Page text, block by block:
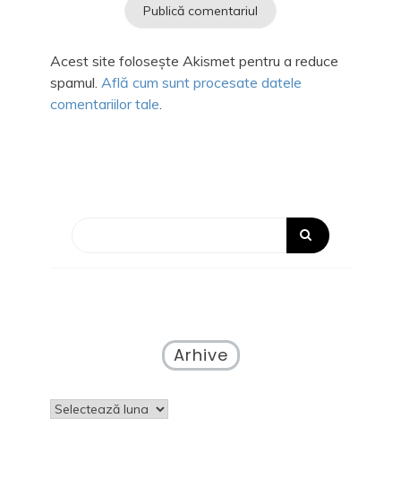
Acest site folosește Akismet pentru a reduce
spamul. Află cum sunt procesate datele
comentariilor tale
Arhive
Arhive